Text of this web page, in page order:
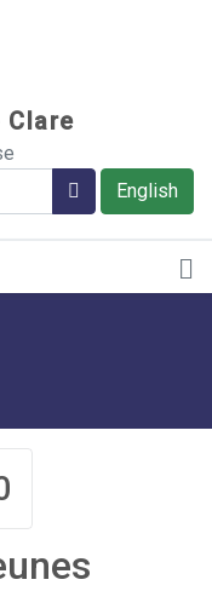
English
Rechercher